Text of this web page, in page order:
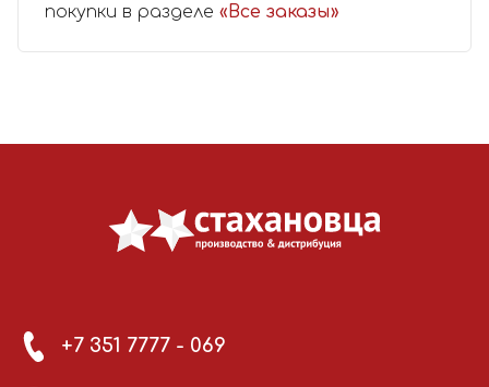
покупки в разделе «Все заказы»
+7 351 7777 - 069